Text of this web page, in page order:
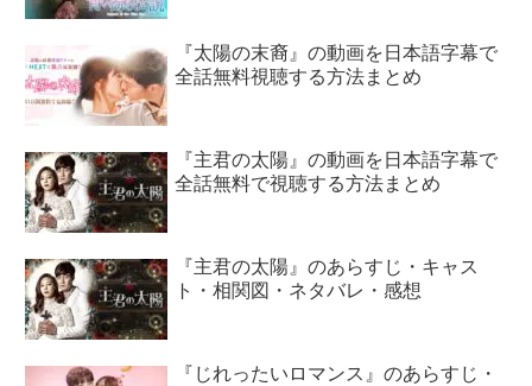
『太陽の末裔』の動画を日本語字幕で
全話無料視聴する方法まとめ
『主君の太陽』の動画を日本語字幕で
全話無料で視聴する方法まとめ
『主君の太陽』のあらすじ・キャス
ト・相関図・ネタバレ・感想
『じれったいロマンス』のあらすじ・